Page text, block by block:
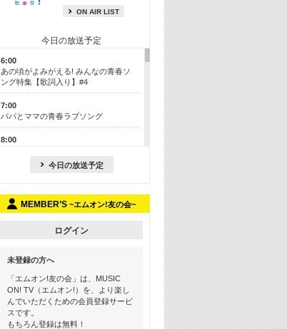
ON AIR LIST
今日の放送予定
6:00
あの頃がよみがえる! みんなの青春ソ
ング特集【歌詞入り】#4
7:00
パパとママの青春ラブソング
8:00
13:00
15:30
この夏聴きたい! サマーソングメドレ
ー【歌詞入り】 #4
16:30
今日の放送予定
MEMBER’S ~エムオン!友の会~
ログイン
未登録の方へ
「エムオン!友の会」は、MUSIC
ON! TV（エムオン!）を、より楽し
んでいただくための会員登録サービ
スです。
もちろん登録は無料！